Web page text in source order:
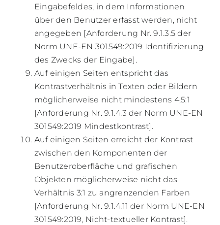
Eingabefeldes, in dem Informationen
über den Benutzer erfasst werden, nicht
angegeben [Anforderung Nr. 9.1.3.5 der
Norm UNE-EN 301549:2019 Identifizierung
des Zwecks der Eingabe].
Auf einigen Seiten entspricht das
Kontrastverhältnis in Texten oder Bildern
möglicherweise nicht mindestens 4,5:1
[Anforderung Nr. 9.1.4.3 der Norm UNE-EN
301549:2019 Mindestkontrast].
Auf einigen Seiten erreicht der Kontrast
zwischen den Komponenten der
Benutzeroberfläche und grafischen
Objekten möglicherweise nicht das
Verhältnis 3:1 zu angrenzenden Farben
[Anforderung Nr. 9.1.4.11 der Norm UNE-EN
301549:2019, Nicht-textueller Kontrast].